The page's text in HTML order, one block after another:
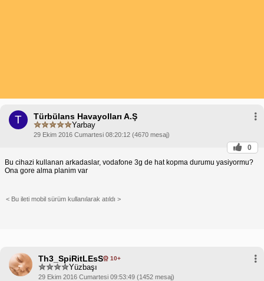
T Türbülans Havayolları A.Ş
Yarbay
29 Ekim 2016 Cumartesi 08:20:12 (4670 mesaj)
0
Bu cihazi kullanan arkadaslar, vodafone 3g de hat kopma durumu yasiyormu?
Ona gore alma planim var
< Bu ileti mobil sürüm kullanılarak atıldı >
Th3_SpiRitLEsS 10+
Yüzbaşı
29 Ekim 2016 Cumartesi 09:53:49 (1452 mesaj)